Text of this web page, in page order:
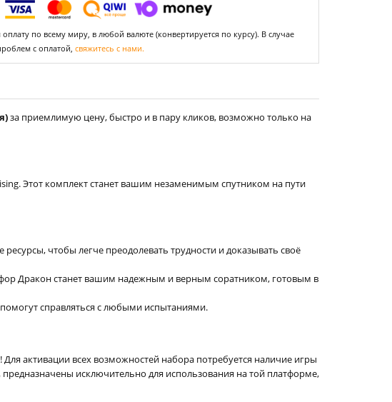
по всему миру, в любой валюте (конвертируется по курсу). В случае
с оплатой, свяжитесь с нами.
за приемлимую цену, быстро и в пару кликов, возможно только на
Этот комплект станет вашим незаменимым спутником на пути
чтобы легче преодолевать трудности и доказывать своё
Дракон станет вашим надежным и верным соратником, готовым в
справляться с любыми испытаниями.
активации всех возможностей набора потребуется наличие игры
исключительно для использования на той платформе,